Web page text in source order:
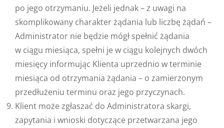
po jego otrzymaniu. Jeżeli jednak – z uwagi na
skomplikowany charakter żądania lub liczbę żądań –
Administrator nie będzie mógł spełnić żądania
w ciągu miesiąca, spełni je w ciągu kolejnych dwóch
miesięcy informując Klienta uprzednio w terminie
miesiąca od otrzymania żądania – o zamierzonym
przedłużeniu terminu oraz jego przyczynach.
Klient może zgłaszać do Administratora skargi,
zapytania i wnioski dotyczące przetwarzana jego